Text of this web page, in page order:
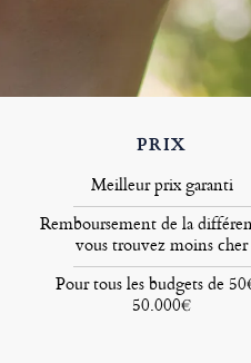
PRIX
Meilleur prix garanti
Remboursement de la
vous trouvez moins cher
Pour tous les budgets de
50.000€